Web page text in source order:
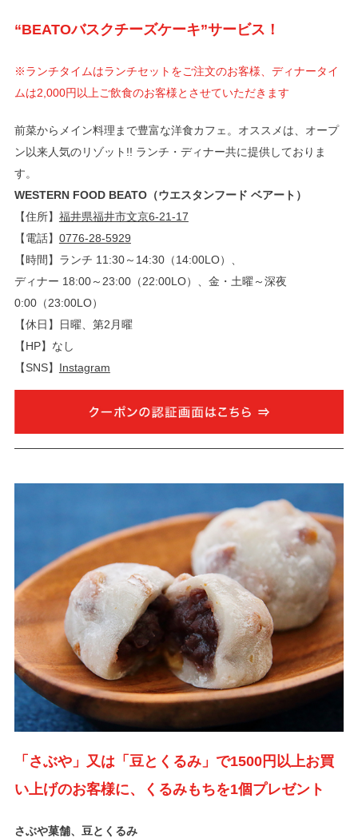
“BEATOバスクチーズケーキ”サービス！
※ランチタイムはランチセットをご注文のお客様、ディナータイ
ムは2,000円以上ご飲食のお客様とさせていただきます
前菜からメイン料理まで豊富な洋食カフェ。オススメは、オープ
ン以来人気のリゾット!! ランチ・ディナー共に提供しておりま
す。
WESTERN FOOD BEATO（ウエスタンフード ベアート）
【住所】 福井県福井市文京6-21-17
【電話】 0776-28-5929
【時間】ランチ 11:30～14:30（14:00LO）、
ディナー 18:00～23:00（22:00LO）、金・土曜～深夜
0:00（23:00LO）
【休日】日曜、第2月曜
【HP】なし
【SNS】 Instagram
「さぶや」又は「豆とくるみ」で1500円以上お買
い上げのお客様に、くるみもちを1個プレゼント
さぶや菓舗、豆とくるみ